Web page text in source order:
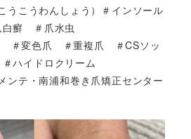
うこうわんしょう）＃インソール
白癬 ＃爪水虫
＃変色爪 ＃重複爪 ＃CSソッ
ハイドロクリーム
テ・南浦和巻き爪矯正センター